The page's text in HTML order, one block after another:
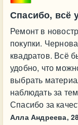
Спасибо, всё
Ремонт в
покупки.
квадратов. Всё
удобно, что
выбрать
наблюдать за
Спасибо за
Алла Андреева,